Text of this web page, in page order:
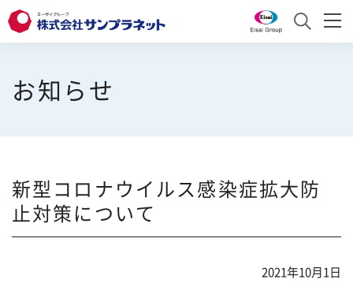
サンプラネットとは トップ
会社概要
沿革
サービス
医薬品分析
研究・製造関連商品
採用情報
採用情報
お知らせ
新型コロナウイルス感染症拡大防
止対策について
2021年10月1日